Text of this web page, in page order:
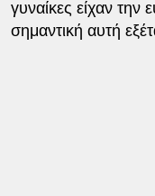
γυναίκες είχαν την
σημαντική αυτή